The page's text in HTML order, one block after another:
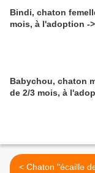
Bindi, chaton
mois, à l'adoption -
Babychou, chaton
de 2/3 mois, à
< Chaton "écaille de tortue"